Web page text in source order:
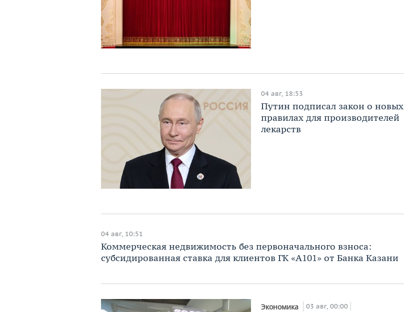
04 авг, 18:53
Путин подписал закон о новых
правилах для производителей
лекарств
04 авг, 10:51
Коммерческая недвижимость без первоначального взноса:
субсидированная ставка для клиентов ГК «А101» от Банка Казани
Экономика 03 авг, 00:00